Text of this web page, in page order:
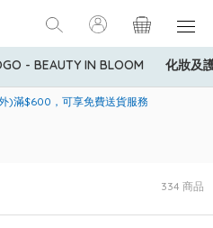
- BEAUTY IN BLOOM 化妝及
購物禮遇：高達5%簽賬回贈！
)滿$600，可享免費送貨服務
商品，若訂單金額少於HK$600(折
334 商品